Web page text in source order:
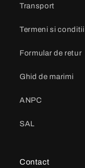
Transport
Termeni si conditii
Formular de retur
Ghid de marimi
ANPC
SAL
Contact